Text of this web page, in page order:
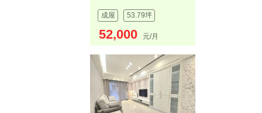
成屋 53.79坪
52,000 元/月